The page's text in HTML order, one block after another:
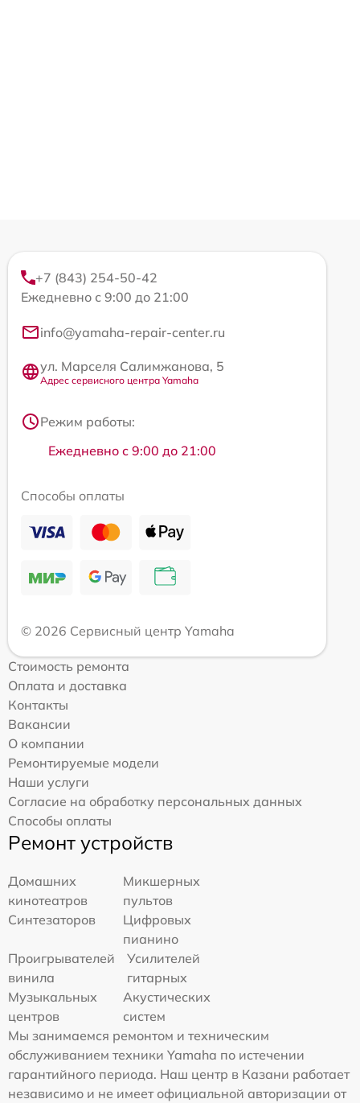
+7 (843) 254-50-42
Ежедневно с 9:00 до 21:00
info@yamaha-repair-center.ru
ул. Марселя Салимжанова, 5
Адрес сервисного центра Yamaha
Режим работы:
Ежедневно с 9:00 до 21:00
Способы оплаты
© 2026 Сервисный центр Yamaha
Стоимость ремонта
Оплата и доставка
Контакты
Вакансии
О компании
Ремонтируемые модели
Наши услуги
Согласие на обработку персональных данных
Способы оплаты
Ремонт устройств
Домашних
кинотеатров
Микшерных
пультов
Синтезаторов
Цифровых
пианино
Проигрывателей
винила
Усилителей
гитарных
Музыкальных
центров
Акустических
систем
Мы занимаемся ремонтом и техническим
обслуживанием техники Yamaha по истечении
гарантийного периода. Наш центр в Казани работает
независимо и не имеет официальной авторизации от